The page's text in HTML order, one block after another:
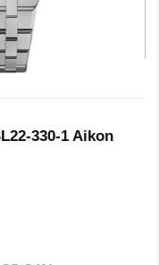
330-1 Aikon